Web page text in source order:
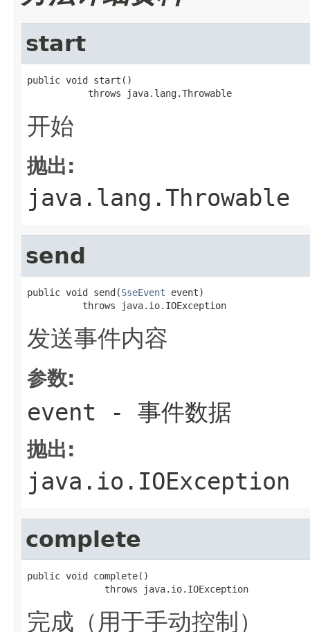
start
public void start()
           throws java.lang.Throwable
开始
抛出:
java.lang.Throwable
send
public void send(SseEvent event)
          throws java.io.IOException
发送事件内容
参数:
event - 事件数据
抛出:
java.io.IOException
complete
public void complete()
              throws java.io.IOException
完成（用于手动控制）